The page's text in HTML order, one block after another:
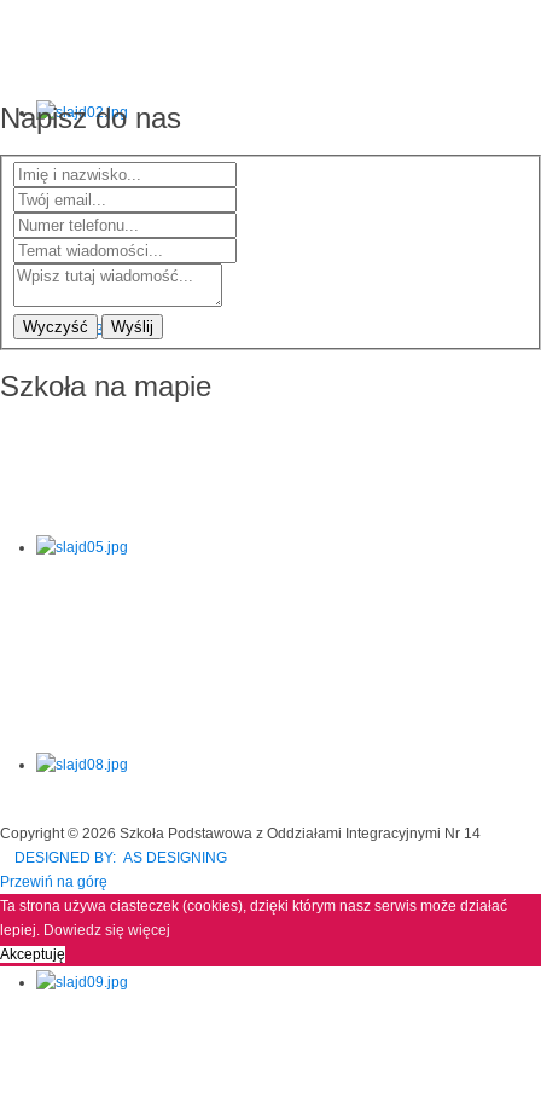
Napisz do nas
Wyczyść Wyślij
Szkoła na mapie
Copyright © 2026 Szkoła Podstawowa z Oddziałami Integracyjnymi Nr 14
DESIGNED BY: AS DESIGNING
Przewiń na górę
Ta strona używa ciasteczek (cookies), dzięki którym nasz serwis może działać
lepiej. Dowiedz się więcej
Akceptuję